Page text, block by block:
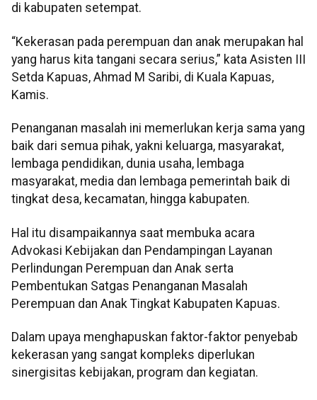
di kabupaten setempat.
“Kekerasan pada perempuan dan anak merupakan hal
yang harus kita tangani secara serius,” kata Asisten III
Setda Kapuas, Ahmad M Saribi, di Kuala Kapuas,
Kamis.
Penanganan masalah ini memerlukan kerja sama yang
baik dari semua pihak, yakni keluarga, masyarakat,
lembaga pendidikan, dunia usaha, lembaga
masyarakat, media dan lembaga pemerintah baik di
tingkat desa, kecamatan, hingga kabupaten.
Hal itu disampaikannya saat membuka acara
Advokasi Kebijakan dan Pendampingan Layanan
Perlindungan Perempuan dan Anak serta
Pembentukan Satgas Penanganan Masalah
Perempuan dan Anak Tingkat Kabupaten Kapuas.
Dalam upaya menghapuskan faktor-faktor penyebab
kekerasan yang sangat kompleks diperlukan
sinergisitas kebijakan, program dan kegiatan.